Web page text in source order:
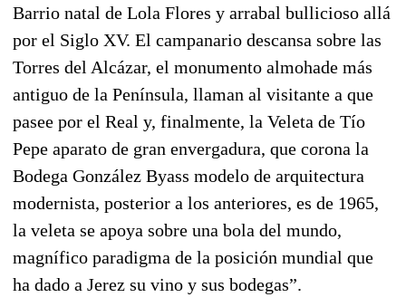
Barrio natal de Lola Flores y arrabal bullicioso allá
por el Siglo XV. El campanario descansa sobre las
Torres del Alcázar, el monumento almohade más
antiguo de la Península, llaman al visitante a que
pasee por el Real y, finalmente, la Veleta de Tío
Pepe aparato de gran envergadura, que corona la
Bodega González Byass modelo de arquitectura
modernista, posterior a los anteriores, es de 1965,
la veleta se apoya sobre una bola del mundo,
magnífico paradigma de la posición mundial que
ha dado a Jerez su vino y sus bodegas”.